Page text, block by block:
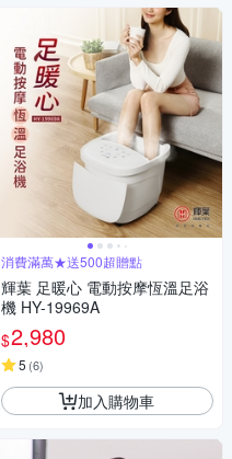
消費滿萬★送500超贈點
輝葉 足暖心 電動按摩恆溫足浴
機 HY-19969A
$2,980
5 (6)
加入購物車